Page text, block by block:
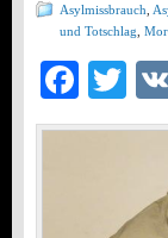
Asylmissbrauch
und Totschlag